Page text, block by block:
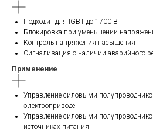
Подходит для IGBT до 1700 В
Блокировка при уменьшении
Контроль напряжения насыщения
Сигнализация о наличии аварийного
Применение
Управление силовыми
электроприводе
Управление силовыми
источниках питания